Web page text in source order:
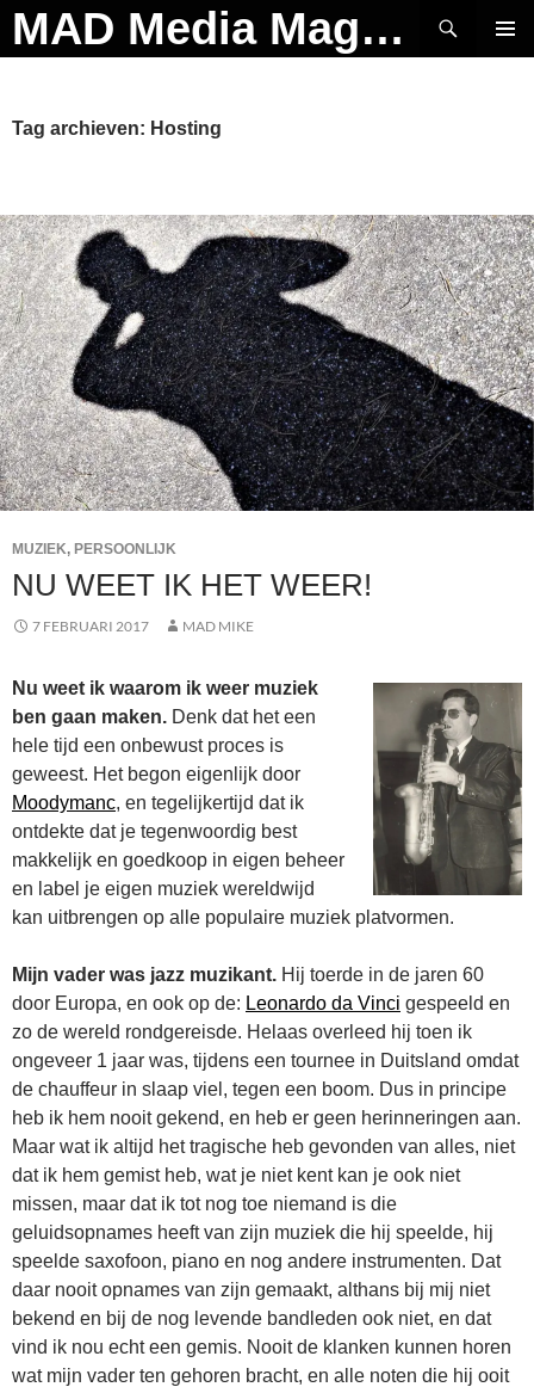
Ga
naar
MAD Media Magazine
Zoeken
Tag archieven: Hosting
MUZIEK, PERSOONLIJK
NU WEET IK HET WEER!
7 FEBRUARI 2017 MAD MIKE
Nu weet ik waarom ik weer muziek
ben gaan maken. Denk dat het een
hele tijd een onbewust proces is
geweest. Het begon eigenlijk door
Moodymanc, en tegelijkertijd dat ik
ontdekte dat je tegenwoordig best
makkelijk en goedkoop in eigen beheer
en label je eigen muziek wereldwijd
kan uitbrengen op alle populaire muziek platvormen.
Mijn vader was jazz muzikant. Hij toerde in de jaren 60
door Europa, en ook op de: Leonardo da Vinci gespeeld en
zo de wereld rondgereisde. Helaas overleed hij toen ik
ongeveer 1 jaar was, tijdens een tournee in Duitsland omdat
de chauffeur in slaap viel, tegen een boom. Dus in principe
heb ik hem nooit gekend, en heb er geen herinneringen aan.
Maar wat ik altijd het tragische heb gevonden van alles, niet
dat ik hem gemist heb, wat je niet kent kan je ook niet
missen, maar dat ik tot nog toe niemand is die
geluidsopnames heeft van zijn muziek die hij speelde, hij
speelde saxofoon, piano en nog andere instrumenten. Dat
daar nooit opnames van zijn gemaakt, althans bij mij niet
bekend en bij de nog levende bandleden ook niet, en dat
vind ik nou echt een gemis. Nooit de klanken kunnen horen
wat mijn vader ten gehoren bracht, en alle noten die hij ooit